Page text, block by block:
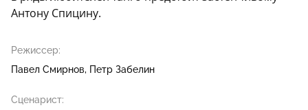
Антону Спицину.
Режиссер:
Павел Смирнов
Петр Забелин
Сценарист: